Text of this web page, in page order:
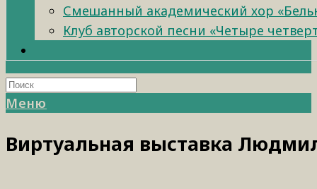
Смешанный академический хор
Клуб авторской песни «Четыре
Меню
Виртуальная выставка